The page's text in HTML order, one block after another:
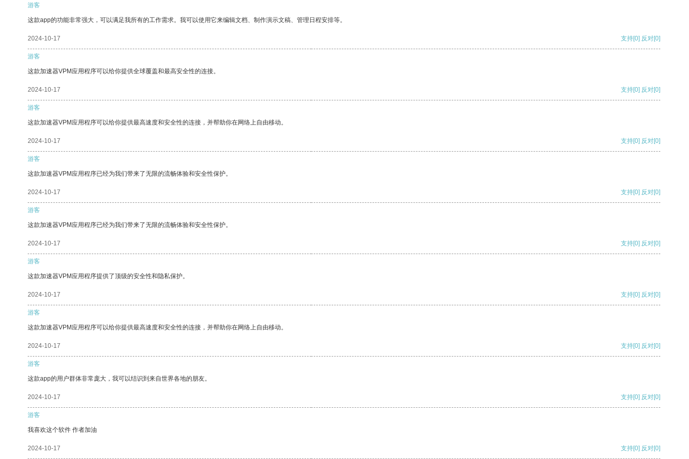
游客
这款app的功能非常强大，可以满足我所有的工作需求。我可以使用它来编辑文档、制作演示文稿、管理日程安排等。
2024-10-17 支持[0] 反对[0]
游客
这款加速器VPM应用程序可以给你提供全球覆盖和最高安全性的连接。
2024-10-17 支持[0] 反对[0]
游客
这款加速器VPM应用程序可以给你提供最高速度和安全性的连接，并帮助你在网络上自由移动。
2024-10-17 支持[0] 反对[0]
游客
这款加速器VPM应用程序已经为我们带来了无限的流畅体验和安全性保护。
2024-10-17 支持[0] 反对[0]
游客
这款加速器VPM应用程序已经为我们带来了无限的流畅体验和安全性保护。
2024-10-17 支持[0] 反对[0]
游客
这款加速器VPM应用程序提供了顶级的安全性和隐私保护。
2024-10-17 支持[0] 反对[0]
游客
这款加速器VPM应用程序可以给你提供最高速度和安全性的连接，并帮助你在网络上自由移动。
2024-10-17 支持[0] 反对[0]
游客
这款app的用户群体非常庞大，我可以结识到来自世界各地的朋友。
2024-10-17 支持[0] 反对[0]
游客
我喜欢这个软件 作者加油
2024-10-17 支持[0] 反对[0]